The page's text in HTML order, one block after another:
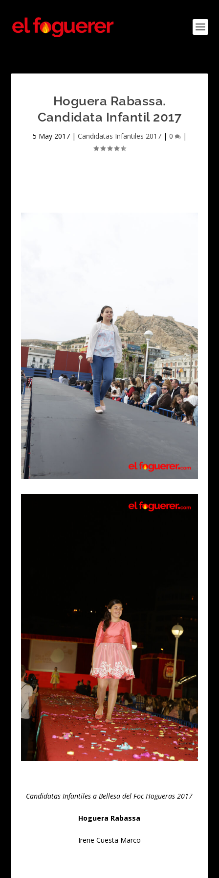
Hoguera Rabassa.
Candidata Infantil 2017
5 May 2017| Candidatas Infantiles 2017| 0 |
Candidatas Infantiles a Bellesa del Foc Hogueras 2017
Hoguera Rabassa
Irene Cuesta Marco